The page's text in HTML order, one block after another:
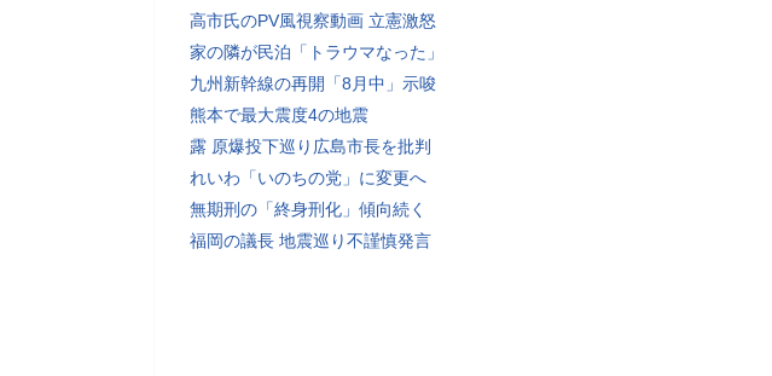
高市氏のPV風視察動画 立憲激怒
家の隣が民泊「トラウマなった」
九州新幹線の再開「8月中」示唆
熊本で最大震度4の地震
露 原爆投下巡り広島市長を批判
れいわ「いのちの党」に変更へ
無期刑の「終身刑化」傾向続く
福岡の議長 地震巡り不謹慎発言